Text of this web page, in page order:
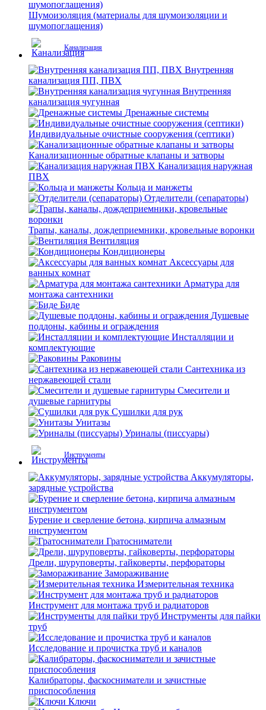
Шумоизоляция (материалы для шумоизоляции и
шумопоглащения)
Канализация
Внутренняя
канализация ПП, ПВХ
Внутренняя
канализация чугунная
Дренажные системы
Индивидуальные очистные сооружения (септики)
Канализационные обратные клапаны и затворы
Канализация наружная
ПВХ
Кольца и манжеты
Отделители (сепараторы)
Трапы, каналы, дождеприемники, кровельные воронки
Вентиляция
Кондиционеры
Аксессуары для
ванных комнат
Арматура для
монтажа сантехники
Биде
Душевые
поддоны, кабины и ограждения
Инсталляции и
комплектующие
Раковины
Сантехника из
нержавеющей стали
Смесители и
душевые гарнитуры
Сушилки для рук
Унитазы
Уриналы (писсуары)
Инструменты
Аккумуляторы,
зарядные устройства
Бурение и сверление бетона, кирпича алмазным
инструментом
Гратосниматели
Дрели, шуруповерты, гайковерты, перфораторы
Замораживание
Измерительная техника
Инструмент для монтажа труб и радиаторов
Инструменты для пайки
труб
Исследование и прочистка труб и каналов
Калибраторы, фаскосниматели и зачистные
приспособления
Ключи